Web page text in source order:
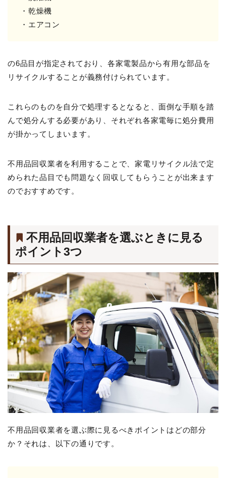
・乾燥機
・エアコン
の6品目が指定されており、各家電製品から有用な部品を
リサイクルすることが義務付けられています。
これらのものを自分で処理するとなると、面倒な手順を踏
んで処分んする必要があり、それぞれ各家電毎に処分費用
が掛かってしまいます。
不用品回収業者を利用することで、家電リサイクル法で定
められた品目でも問題なく回収してもらうことが出来ます
のでおすすめです。
不用品回収業者を選ぶときに見る
ポイント3つ
不用品回収業者を選ぶ際に見るべきポイントはどの部分
か？それは、以下の通りです。